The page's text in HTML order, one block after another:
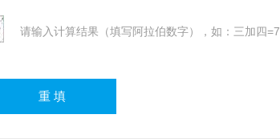
请输入计算结果（填写阿拉伯数字），如：三加四=7